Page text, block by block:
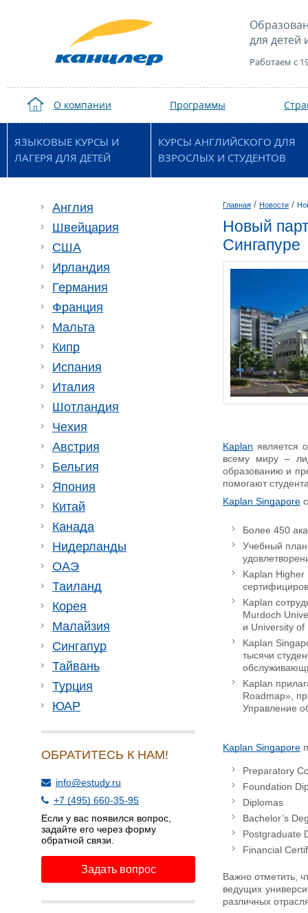
для детей
Работаем с
О компании Программы
ЯЗЫКОВЫЕ КУРСЫ И
ЛАГЕРЯ ДЛЯ ДЕТЕЙ
КУРСЫ АНГЛИЙСКОГО ДЛЯ
ВЗРОСЛЫХ И СТУДЕНТОВ
Англия
Швейцария
США
Ирландия
Германия
Франция
Мальта
Кипр
Испания
Италия
Шотландия
Чехия
Австрия
Бельгия
Япония
Китай
Канада
Нидерланды
ОАЭ
Таиланд
Корея
Малайзия
Сингапур
Тайвань
Турция
ЮАР
ОБРАТИТЕСЬ К НАМ!
info@estudy.ru
+7 (495) 660-35-95
Если у вас появился вопрос,
задайте его через форму
обратной связи.
Задать вопрос
Главная / Новости /
Новый
Сингапуре
Kaplan является
всему миру –
образованию и
помогают
Kaplan Singapore
Более 450
Учебный план
Kaplan Higher
Kaplan
Murdoch
и University of
Kaplan
тысячи
Kaplan
Roadmap»,
Управление
Kaplan Singapore
Preparatory
Foundation
Diplomas
Bachelor’s
Postgraduate
Financial
Важно отметить,
ведущих
различных